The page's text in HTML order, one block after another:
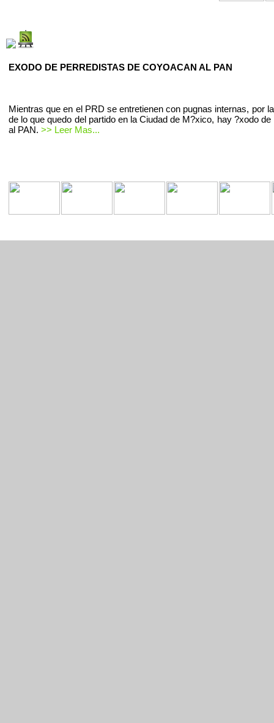
EXODO DE PERREDISTAS DE COYOACAN AL PAN
Mientras que en el PRD se entretienen con pugnas internas, por
de lo que quedo del partido en la Ciudad de M?xico, hay ?xodo de
al PAN. >> Leer Mas...